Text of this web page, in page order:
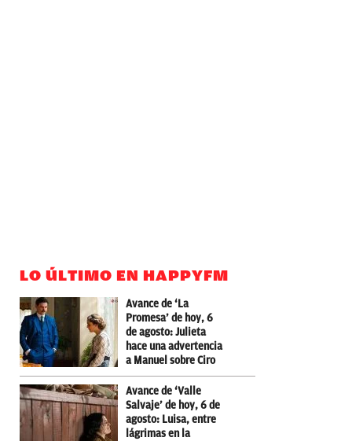
LO ÚLTIMO EN HAPPYFM
Avance de ‘La
Promesa’ de hoy, 6
de agosto: Julieta
hace una advertencia
a Manuel sobre Ciro
Avance de ‘Valle
Salvaje’ de hoy, 6 de
agosto: Luisa, entre
lágrimas en la